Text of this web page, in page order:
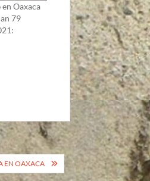
Oaxaca
79
EN OAXACA